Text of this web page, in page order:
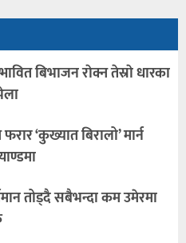
बिभाजन राेक्न तेस्राे धारका
‘कुख्यात बिरालो’ मार्न
तोड्दै सबैभन्दा कम उमेरमा